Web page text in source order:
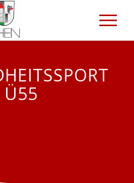
Ü55